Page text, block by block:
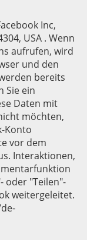
Inc,
USA . Wenn
aufrufen, wird
und den
bereits
Sie ein
Daten mit
möchten,
Konto
vor dem
Interaktionen,
oder "Teilen"-
weitergeleitet.